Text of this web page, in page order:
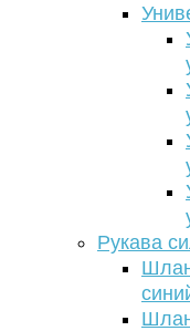
Рукава